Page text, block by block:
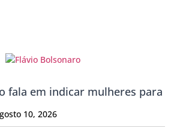
fala em indicar mulheres para
10, 2026